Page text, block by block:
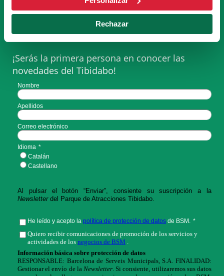
Rechazar
SUSCRÍBETE A LA
NEWSLETTER
¡Serás la primera persona en conocer las
novedades del Tibidabo!